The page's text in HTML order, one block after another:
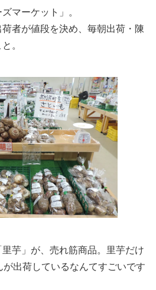
マーケット」。
者が値段を決め、毎朝出荷・陳
。
芋」が、売れ筋商品。里芋だけ
出荷しているなんてすごいです